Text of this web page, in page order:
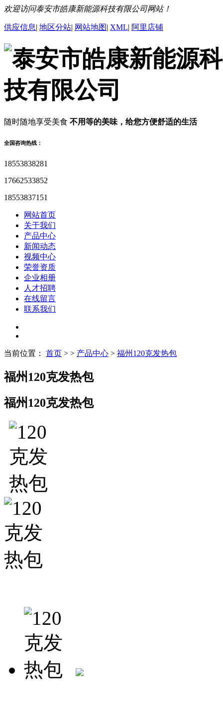
欢迎访问泰安市皓康新能源科技有限公司网站！
供应信息| 地区分站| 网站地图| XML| 阿里店铺
随时随地享受美食 不用等的美味，给您方便舒适的生活
全国咨询热线：
18553838281
17662533852
18553837151
网站首页
关于我们
产品中心
新闻动态
视频中心
荣誉资质
企业相册
人才招聘
在线留言
联系我们
当前位置： 首页 > > 产品中心 > 福州120克发热包
福州120克发热包
福州120克发热包